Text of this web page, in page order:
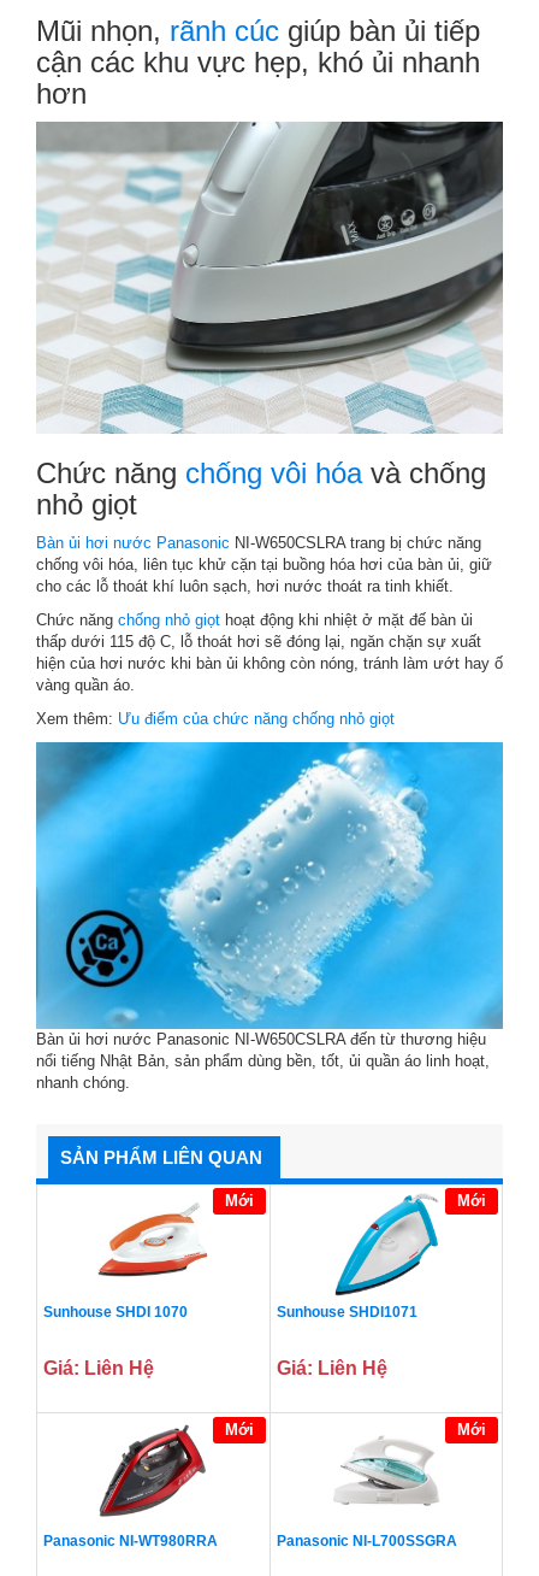
Mũi nhọn, rãnh cúc giúp bàn ủi tiếp
cận các khu vực hẹp, khó ủi nhanh
hơn
Chức năng chống vôi hóavà chống
nhỏ giọt
Bàn ủi hơi nước Panasonic NI-W650CSLRA trang bị chức năng
chống vôi hóa, liên tục khử cặn tại buồng hóa hơi của bàn ủi, giữ
cho các lỗ thoát khí luôn sạch, hơi nước thoát ra tinh khiết.
Chức năng chống nhỏ giọt hoạt động khi nhiệt ở mặt đế bàn ủi
thấp dưới 115 độ C, lỗ thoát hơi sẽ đóng lại, ngăn chặn sự xuất
hiện của hơi nước khi bàn ủi không còn nóng, tránh làm ướt hay ố
vàng quần áo.
Xem thêm: Ưu điểm của chức năng chống nhỏ giọt
Bàn ủi hơi nước Panasonic NI-W650CSLRA đến từ thương hiệu
nổi tiếng Nhật Bản, sản phẩm dùng bền, tốt, ủi quần áo linh hoạt,
nhanh chóng.
SẢN PHẨM LIÊN QUAN
Mới
Sunhouse SHDI 1070
Giá: Liên Hệ
Mới
Sunhouse SHDI1071
Giá: Liên Hệ
Mới
Panasonic NI-WT980RRA
Mới
Panasonic NI-L700SSGRA